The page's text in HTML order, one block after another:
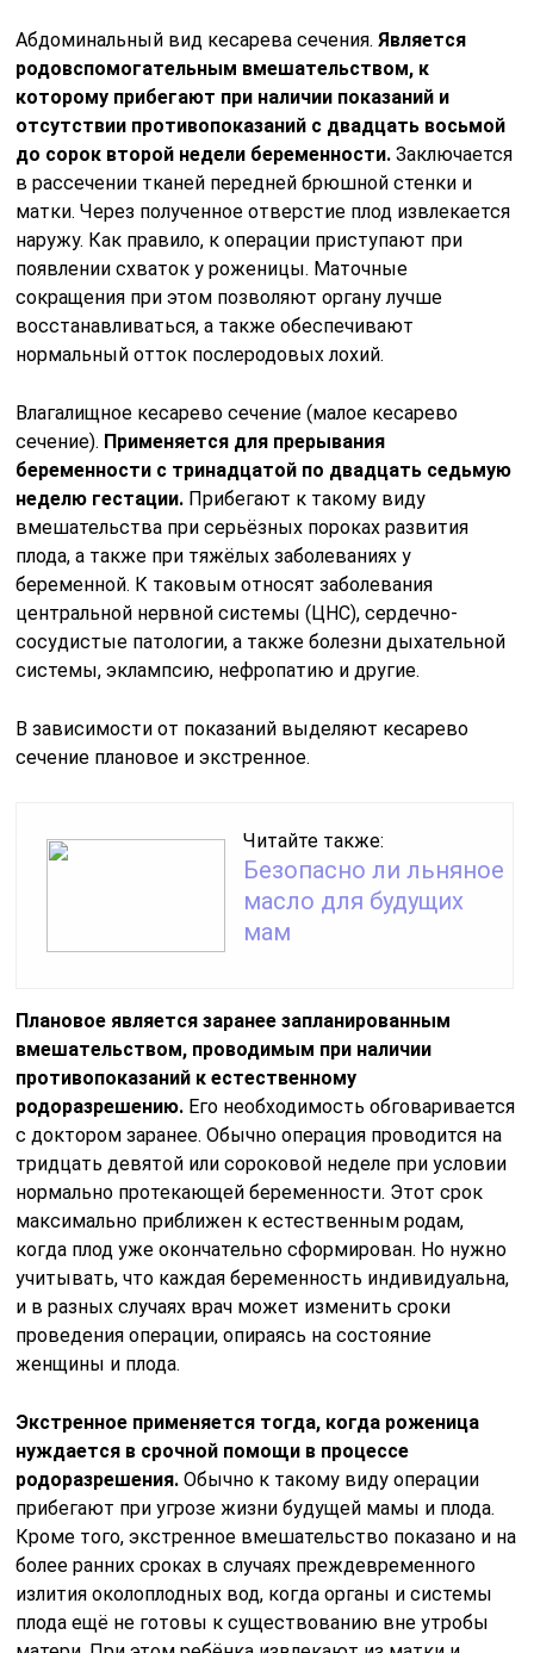
Абдоминальный вид кесарева сечения.Является
родовспомогательным вмешательством, к
которому прибегают при наличии показаний и
отсутствии противопоказаний с двадцать восьмой
до сорок второй недели беременности. Заключается
в рассечении тканей передней брюшной стенки и
матки. Через полученное отверстие плод извлекается
наружу. Как правило, к операции приступают при
появлении схваток у роженицы. Маточные
сокращения при этом позволяют органу лучше
восстанавливаться, а также обеспечивают
нормальный отток послеродовых лохий.
Влагалищное кесарево сечение (малое кесарево
сечение). Применяется для прерывания
беременности с тринадцатой по двадцать седьмую
неделю гестации. Прибегают к такому виду
вмешательства при серьёзных пороках развития
плода, а также при тяжёлых заболеваниях у
беременной. К таковым относят заболевания
центральной нервной системы (ЦНС), сердечно-
сосудистые патологии, а также болезни дыхательной
системы, эклампсию, нефропатию и другие.
В зависимости от показаний выделяют кесарево
сечение плановое и экстренное.
Читайте также:
Безопасно ли льняное
масло для будущих
мам
Плановое является заранее запланированным
вмешательством, проводимым при наличии
противопоказаний к естественному
родоразрешению. Его необходимость обговаривается
с доктором заранее. Обычно операция проводится на
тридцать девятой или сороковой неделе при условии
нормально протекающей беременности. Этот срок
максимально приближен к естественным родам,
когда плод уже окончательно сформирован. Но нужно
учитывать, что каждая беременность индивидуальна,
и в разных случаях врач может изменить сроки
проведения операции, опираясь на состояние
женщины и плода.
Экстренное применяется тогда, когда роженица
нуждается в срочной помощи в процессе
родоразрешения. Обычно к такому виду операции
прибегают при угрозе жизни будущей мамы и плода.
Кроме того, экстренное вмешательство показано и на
более ранних сроках в случаях преждевременного
излития околоплодных вод, когда органы и системы
плода ещё не готовы к существованию вне утробы